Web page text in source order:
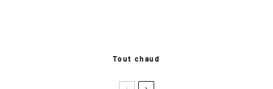
Tout chaud